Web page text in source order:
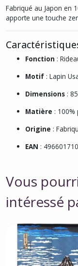
Fabriqué au Japon en
apporte une touche
Fonction :
Motif : Lapin
Dimensions :
Matière : 100%
Origine :
EAN :
Vous
intéressé